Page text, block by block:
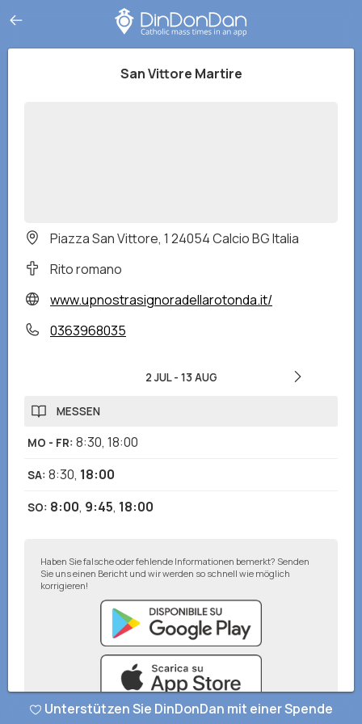
San Vittore Martire
Piazza San Vittore, 1 24054 Calcio BG Italia
Rito romano
www.upnostrasignoradellarotonda.it/
0363968035
2 JUL- 13 AUG
MESSEN
MO - FR: 8:30, 18:00
SA: 8:30, 18:00
SO: 8:00, 9:45, 18:00
Haben Sie falsche oder fehlende Informationen bemerkt? Senden
Sie uns einen Bericht und wir werden so schnell wie möglich
korrigieren!
Unterstützen Sie DinDonDan mit einer Spende